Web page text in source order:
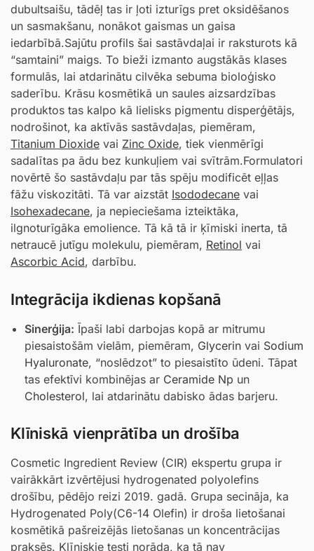
dubultsaišu, tādēļ tas ir ļoti izturīgs pret oksidēšanos
un sasmakšanu, nonākot gaismas un gaisa
iedarbībā.Sajūtu profils šai sastāvdaļai ir raksturots kā
“samtaini” maigs. To bieži izmanto augstākās klases
formulās, lai atdarinātu cilvēka sebuma bioloģisko
saderību. Krāsu kosmētikā un saules aizsardzības
produktos tas kalpo kā lielisks pigmentu disperģētājs,
nodrošinot, ka aktīvās sastāvdaļas, piemēram,
Titanium Dioxide vai Zinc Oxide, tiek vienmērīgi
sadalītas pa ādu bez kunkuļiem vai svītrām.Formulatori
novērtē šo sastāvdaļu par tās spēju modificēt eļļas
fāžu viskozitāti. Tā var aizstāt Isododecane vai
Isohexadecane, ja nepieciešama izteiktāka,
ilgnoturīgāka emolience. Tā kā tā ir ķīmiski inerta, tā
netraucē jutīgu molekulu, piemēram, Retinol vai
Ascorbic Acid, darbību.
Integrācija ikdienas kopšanā
Sinerģija: Īpaši labi darbojas kopā ar mitrumu
piesaistošām vielām, piemēram, Glycerin vai Sodium
Hyaluronate, “noslēdzot” to piesaistīto ūdeni. Tāpat
tas efektīvi kombinējas ar Ceramide Np un
Cholesterol, lai atdarinātu dabisko ādas barjeru.
Klīniskā vienprātība un drošība
Cosmetic Ingredient Review (CIR) ekspertu grupa ir
vairākkārt izvērtējusi hydrogenated polyolefins
drošību, pēdējo reizi 2019. gadā. Grupa secināja, ka
Hydrogenated Poly(C6-14 Olefin) ir droša lietošanai
kosmētikā pašreizējās lietošanas un koncentrācijas
praksēs. Klīniskie testi norāda, ka tā nav